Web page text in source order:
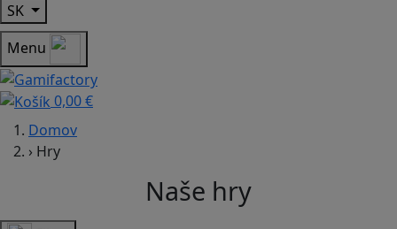
SK
Menu
0,00 €
Domov
› Hry
Naše hry